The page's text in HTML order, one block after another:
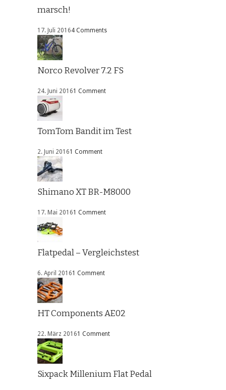
marsch!
17. Juli 20164 Comments
Norco Revolver 7.2 FS
24. Juni 20161 Comment
TomTom Bandit im Test
2. Juni 20161 Comment
Shimano XT BR-M8000
17. Mai 20161 Comment
Flatpedal – Vergleichstest
6. April 20161 Comment
HT Components AE02
22. März 20161 Comment
Sixpack Millenium Flat Pedal